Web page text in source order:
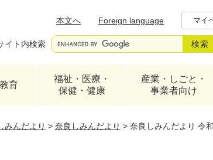
本文へ
Foreign language マイ
イト内検索
育
福祉・医療・
保健・健康
産業・しごと・
事業者向け
みんだより > 奈良しみんだより > 奈良しみんだより 令